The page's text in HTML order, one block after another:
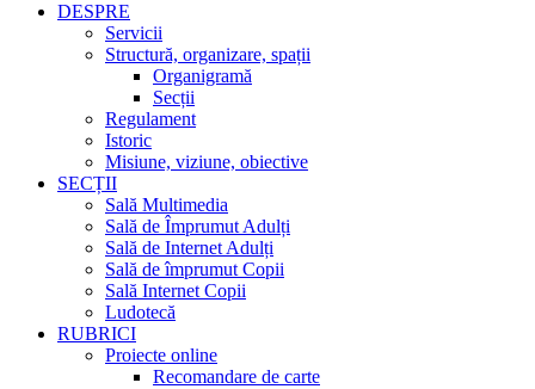
DESPRE
Servicii
Structură, organizare, spații
Organigramă
Secții
Regulament
Istoric
Misiune, viziune, obiective
SECȚII
Sală Multimedia
Sală de Împrumut Adulți
Sală de Internet Adulți
Sală de împrumut Copii
Sală Internet Copii
Ludotecă
RUBRICI
Proiecte online
Recomandare de carte